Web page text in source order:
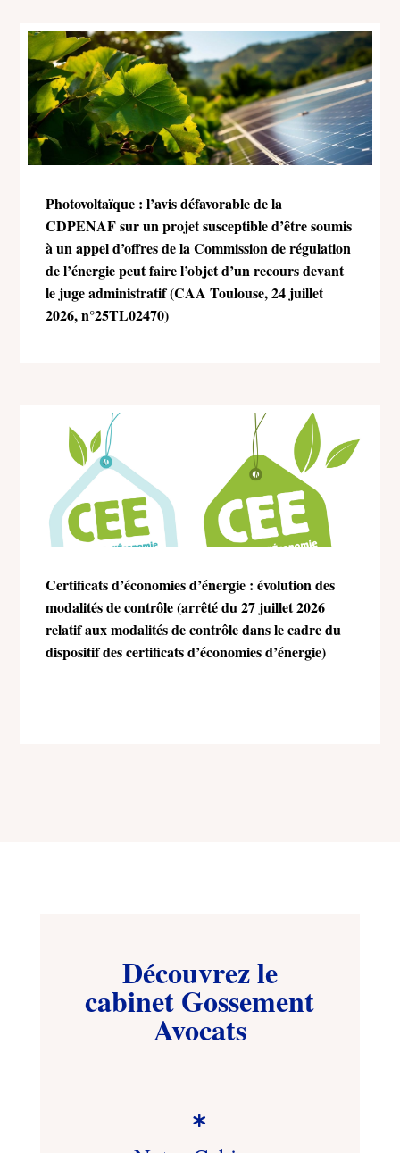
Photovoltaïque : l’avis défavorable de la
CDPENAF sur un projet susceptible d’être soumis
à un appel d’offres de la Commission de régulation
de l’énergie peut faire l’objet d’un recours devant
le juge administratif (CAA Toulouse, 24 juillet
2026, n°25TL02470)
Certificats d’économies d’énergie : évolution des
modalités de contrôle (arrêté du 27 juillet 2026
relatif aux modalités de contrôle dans le cadre du
dispositif des certificats d’économies d’énergie)
Découvrez le
cabinet Gossement
Avocats
